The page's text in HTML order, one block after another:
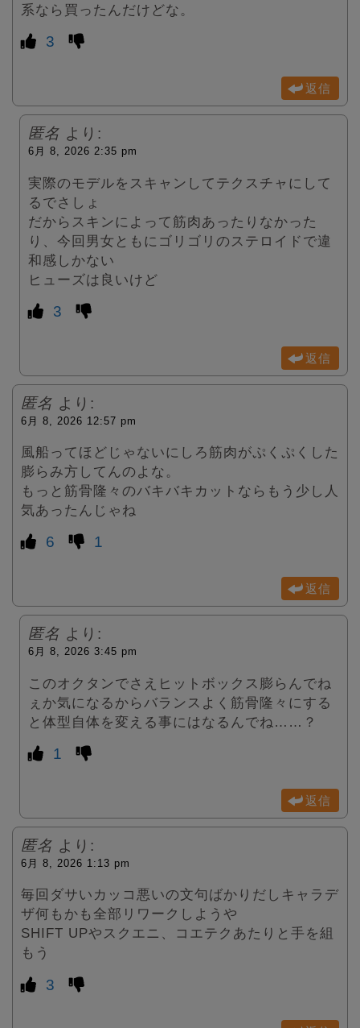
系なら買ったんだけどな。
3
返信
匿名 より:
6月 8, 2026 2:35 pm
実際のモデルをスキャンしてテクスチャにして
るでさしょ
だからスキンによって筋肉あったりなかった
り、今回男女ともにゴリゴリのステロイドで違
和感しかない
ヒューズは良いけど
3
返信
匿名 より:
6月 8, 2026 12:57 pm
風船ってほどじゃないにしろ筋肉がぷくぷくした
膨らみ方してんのよな。
もっと筋骨隆々のバキバキカットならもう少し人
気あったんじゃね
6 1
返信
匿名 より:
6月 8, 2026 3:45 pm
このオクタンでさえヒットボックス膨らんでね
ぇか気になるからバランスよく筋骨隆々にする
と体型自体を変える事にはなるんでね……？
1
返信
匿名 より:
6月 8, 2026 1:13 pm
毎回ダサいカッコ悪いの文句ばかりだしキャラデ
ザ何もかも全部リワークしようや
SHIFT UPやスクエニ、コエテクあたりと手を組
もう
3